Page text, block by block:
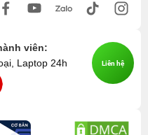
viên:
Laptop 24h
Liên hệ